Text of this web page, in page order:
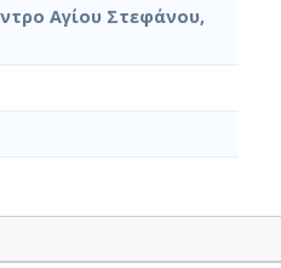
Αγίου Στεφάνου,